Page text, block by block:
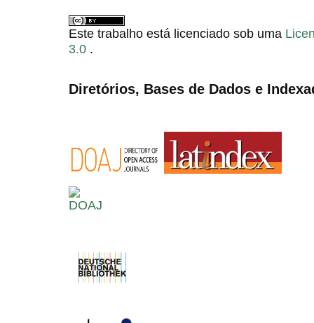
Este trabalho está licenciado sob uma
3.0 .
Diretórios, Bases de Dados e